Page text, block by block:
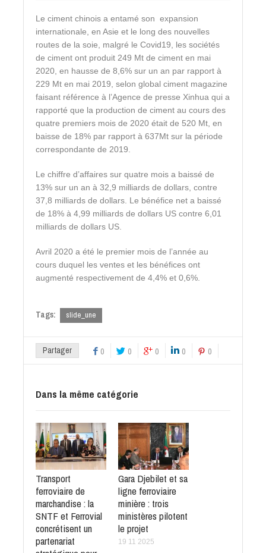
Le ciment chinois a entamé son expansion
internationale, en Asie et le long des nouvelles
routes de la soie, malgré le Covid19, les sociétés
de ciment ont produit 249 Mt de ciment en mai
2020, en hausse de 8,6% sur un an par rapport à
229 Mt en mai 2019, selon global ciment magazine
faisant référence à l’Agence de presse Xinhua qui a
rapporté que la production de ciment au cours des
quatre premiers mois de 2020 était de 520 Mt, en
baisse de 18% par rapport à 637Mt sur la période
correspondante de 2019.
Le chiffre d’affaires sur quatre mois a baissé de
13% sur un an à 32,9 milliards de dollars, contre
37,8 milliards de dollars. Le bénéfice net a baissé
de 18% à 4,99 milliards de dollars US contre 6,01
milliards de dollars US.
Avril 2020 a été le premier mois de l’année au
cours duquel les ventes et les bénéfices ont
augmenté respectivement de 4,4% et 0,6%.
Tags: slide_une
Partager 0 0 0 0 0
Dans la même catégorie
Transport
ferroviaire de
marchandise : la
SNTF et Ferrovial
concrétisent un
partenariat
Gara Djebilet et sa
ligne ferroviaire
minière : trois
ministères pilotent
le projet
19 11 2025